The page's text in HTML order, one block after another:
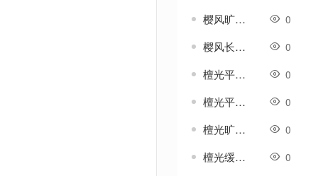
樱风旷畴代号-传奇地图素材 0
樱风长坡代号-传奇地图素材 0
檀光平原代号-传奇地图素材 0
檀光平畴代号-传奇地图素材 0
檀光旷原代号-传奇地图素材 0
檀光缓畴代号-传奇地图素材 0